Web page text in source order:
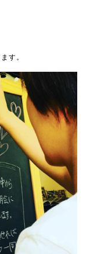
す。